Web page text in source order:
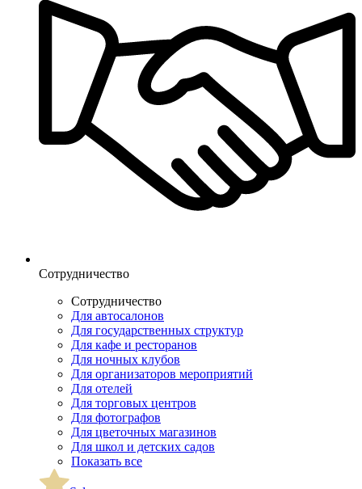
Сотрудничество
Сотрудничество
Для автосалонов
Для государственных структур
Для кафе и ресторанов
Для ночных клубов
Для организаторов мероприятий
Для отелей
Для торговых центров
Для фотографов
Для цветочных магазинов
Для школ и детских садов
Показать все